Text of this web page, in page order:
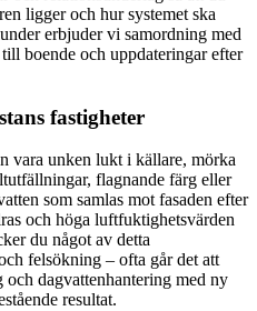
ligger och hur systemet ska
erbjuder vi samordning med
boende och uppdateringar efter
fastigheter
vara unken lukt i källare, mörka
flagnande färg eller
som samlas mot fasaden efter
och höga luftfuktighetsvärden
du något av detta
felsökning – ofta går det att
dagvattenhantering med ny
resultat.